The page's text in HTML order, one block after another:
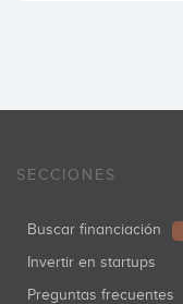
SECCIONES
Buscar financiación
Invertir en startups
Preguntas frecuentes